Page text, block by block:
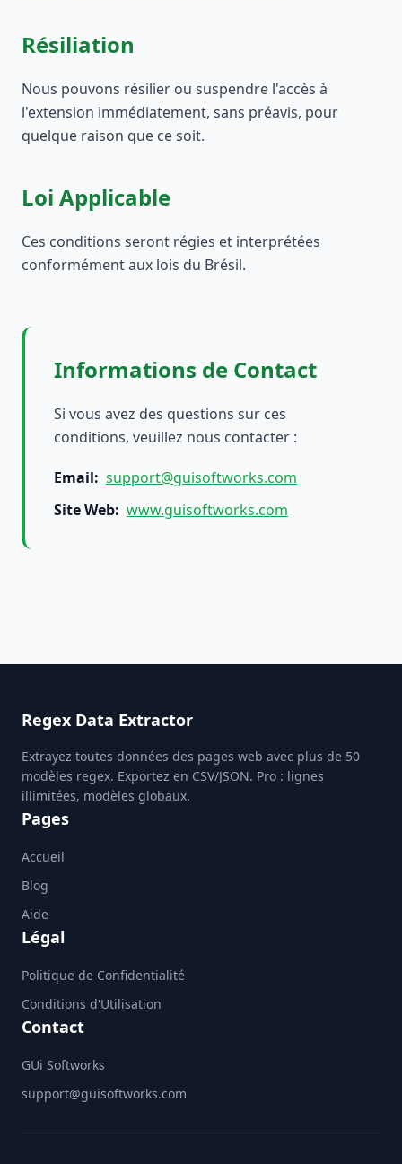
Résiliation
Nous pouvons résilier ou suspendre l'accès à
l'extension immédiatement, sans préavis, pour
quelque raison que ce soit.
Loi Applicable
Ces conditions seront régies et interprétées
conformément aux lois du Brésil.
Informations de Contact
Si vous avez des questions sur ces
conditions, veuillez nous contacter :
Email: support@guisoftworks.com
Site Web: www.guisoftworks.com
Regex Data Extractor
Extrayez toutes données des pages web avec plus de 50
modèles regex. Exportez en CSV/JSON. Pro : lignes
illimitées, modèles globaux.
Pages
Accueil
Blog
Aide
Légal
Politique de Confidentialité
Conditions d'Utilisation
Contact
GUi Softworks
support@guisoftworks.com